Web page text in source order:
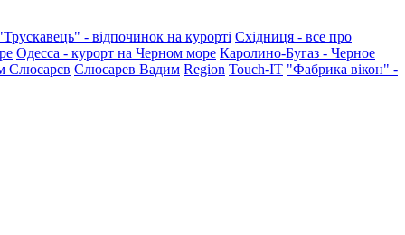
- відпочинок на курорті Східниця - все про
Одесса - курорт на Черном море Каролино-Бугаз - Черное
Слюсарєв Слюсарев Вадим Region Touch-IT "Фабрика вікон" -